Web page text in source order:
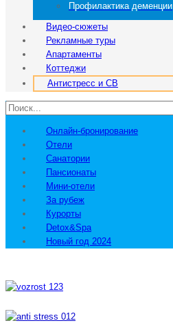
Профилактика деменции
Видео-сюжеты
Рекламные туры
Апартаменты
Коттеджи
Антистресс и СВ
Онлайн-бронирование
Отели
Санатории
Пансионаты
Мини-отели
За рубеж
Курорты
Detox&Spa
Новый год 2024